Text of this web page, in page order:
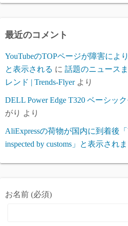
カ
ブ
最近のコメント
YouTubeのTOPページが障害によ
と表示される に 話題のニュース
レンド | Trends-Flyerより
DELL Power Edge T320 ベーシッ
がり より
AliExpressの荷物が国内に到着後「
inspected by customs」と表示され
お名前 (必須)